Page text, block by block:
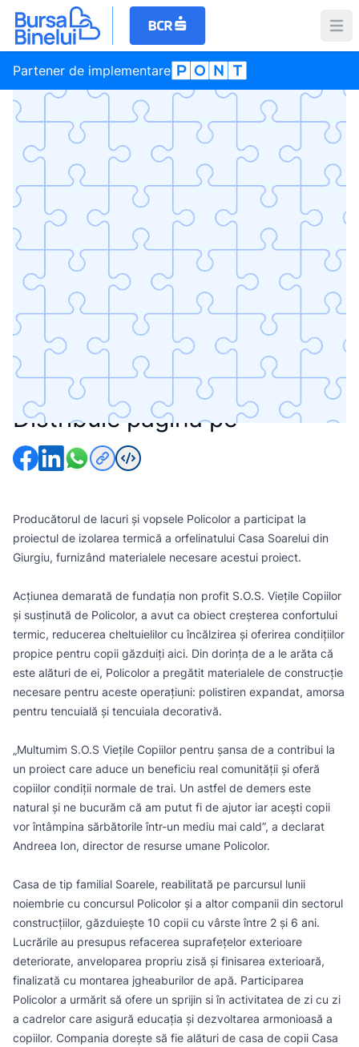
Partener de implementare
Social
Izolarea termică a centrului de copii Casa Soarelui din
Giurgiu, susținută de Policolor și S.O.S. Viețile Copiilor, a
fost finalizată
Distribuie pagina pe
Producătorul de lacuri și vopsele Policolor a participat la
proiectul de izolarea termică a orfelinatului Casa Soarelui din
Giurgiu, furnizând materialele necesare acestui proiect.
Acțiunea demarată de fundația non profit S.O.S. Viețile Copiilor
și susținută de Policolor, a avut ca obiect creșterea confortului
termic, reducerea cheltuielilor cu încălzirea și oferirea condițiilor
propice pentru copii găzduiți aici. Din dorința de a le arăta că
este alături de ei, Policolor a pregătit materialele de construcție
necesare pentru aceste operațiuni: polistiren expandat, amorsa
pentru tencuială și tencuiala decorativă.
„Multumim S.O.S Viețile Copiilor pentru șansa de a contribui la
un proiect care aduce un beneficiu real comunității și oferă
copiilor condiții normale de trai. Un astfel de demers este
natural și ne bucurăm că am putut fi de ajutor iar acești copii
vor întâmpina sărbătorile într-un mediu mai cald”, a declarat
Andreea Ion, director de resurse umane Policolor.
Casa de tip familial Soarele, reabilitată pe parcursul lunii
noiembrie cu concursul Policolor și a altor companii din sectorul
construcțiilor, găzduiește 10 copii cu vârste între 2 și 6 ani.
Lucrările au presupus refacerea suprafețelor exterioare
deteriorate, anveloparea propriu zisă și finisarea exterioară,
finalizată cu montarea jgheaburilor de apă. Participarea
Policolor a urmărit să ofere un sprijin si în activitatea de zi cu zi
a cadrelor care asigură educația și dezvoltarea armonioasă a
copiilor. Compania dorește să fie alături de casa de copii Casa